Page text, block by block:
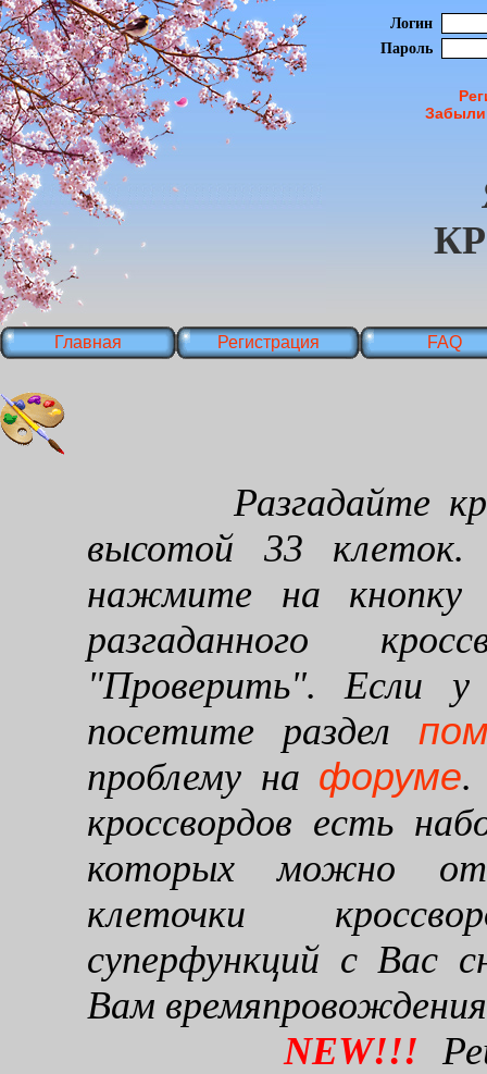
Логин
Пароль
Главная Регистрация FAQ
Разгадайте
высотой 33 клеток.
нажмите на кнопку
разгаданного
"Проверить". Если
посетите раздел
проблему на форуме.
кроссвордов есть
которых можно
клеточки
суперфункций с Вас
Вам
NEW!!!